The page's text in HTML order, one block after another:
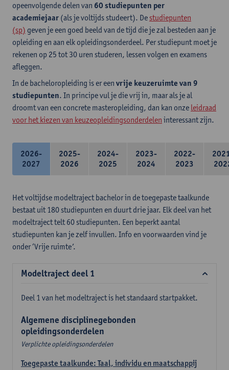
opeenvolgende delen van 60 studiepunten per
academiejaar (als je voltijds studeert). De studiepunten
(sp) geven je een goed beeld van de tijd die je zal besteden aan je
opleiding en aan elk opleidingsonderdeel. Per studiepunt moet je
rekenen op 25 tot 30 uren studeren, lessen volgen en examens
afleggen.
In de bacheloropleiding is er een vrije keuzeruimte van 9
studiepunten. In principe vul je die vrij in, maar als je al
droomt van een concrete masteropleiding, dan kan onze leidraad
voor het kiezen van keuzeopleidingsonderdelen interessant zijn.
2026-
2027
2025-
2026
2024-
2025
2023-
2024
2022-
2023
Het voltijdse modeltraject bachelor in de toegepaste taalkunde
bestaat uit 180 studiepunten en duurt drie jaar. Elk deel van het
modeltraject telt 60 studiepunten. Een beperkt aantal
studiepunten kan je zelf invullen. Info en voorwaarden vind je
onder ‘Vrije ruimte’.
Modeltraject deel 1
Deel 1 van het modeltraject is het standaard startpakket.
Algemene disciplinegebonden
opleidingsonderdelen
Verplichte opleidingsonderdelen
Toegepaste taalkunde: Taal, individu en maatschappij